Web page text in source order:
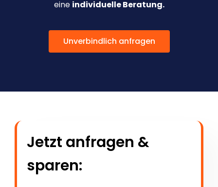
eine individuelle Beratung.
Unverbindlich anfragen
Jetzt anfragen &
sparen: